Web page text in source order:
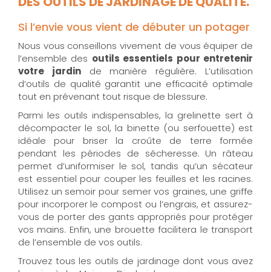
Si l’envie vous vient de débuter un potager
Nous vous conseillons vivement de vous équiper de
l’ensemble des outils essentiels pour entretenir
votre jardinde manière régulière. L’utilisation
d’outils de qualité garantit une efficacité optimale
tout en prévenant tout risque de blessure.
Parmi les outils indispensables, la grelinette sert à
décompacter le sol, la binette (ou serfouette) est
idéale pour briser la croûte de terre formée
pendant les périodes de sécheresse. Un râteau
permet d’uniformiser le sol, tandis qu’un sécateur
est essentiel pour couper les feuilles et les racines.
Utilisez un semoir pour semer vos graines, une griffe
pour incorporer le compost ou l’engrais, et assurez-
vous de porter des gants appropriés pour protéger
vos mains. Enfin, une brouette facilitera le transport
de l’ensemble de vos outils.
Trouvez tous les outils de jardinage dont vous avez